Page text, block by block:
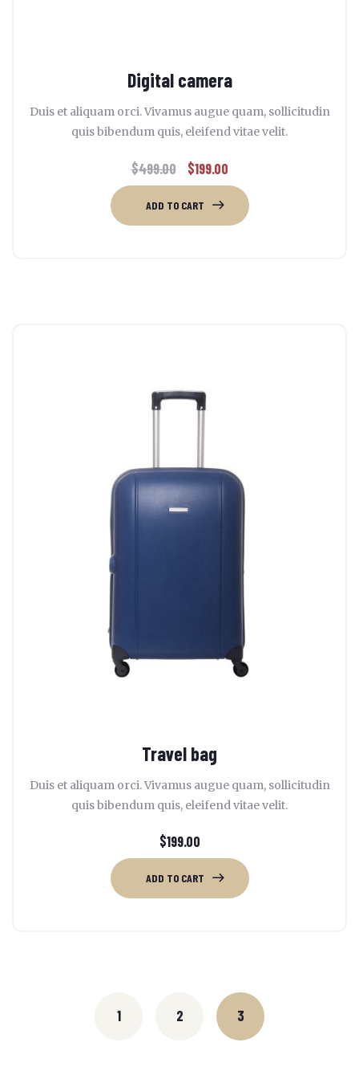
Digital camera
Duis et aliquam orci. Vivamus augue quam, sollicitudin
quis bibendum quis, eleifend vitae velit.
$499.00
Original
price
was:
$499.00.
$199.00
price
$199.00.
ADD TO CART
Travel bag
Duis et aliquam orci. Vivamus augue quam, sollicitudin
quis bibendum quis, eleifend vitae velit.
$199.00
ADD TO CART
1 2 3